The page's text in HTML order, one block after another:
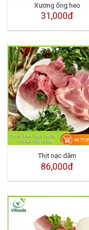
Xương ống heo
31,000đ
Thịt nạc dăm
86,000đ